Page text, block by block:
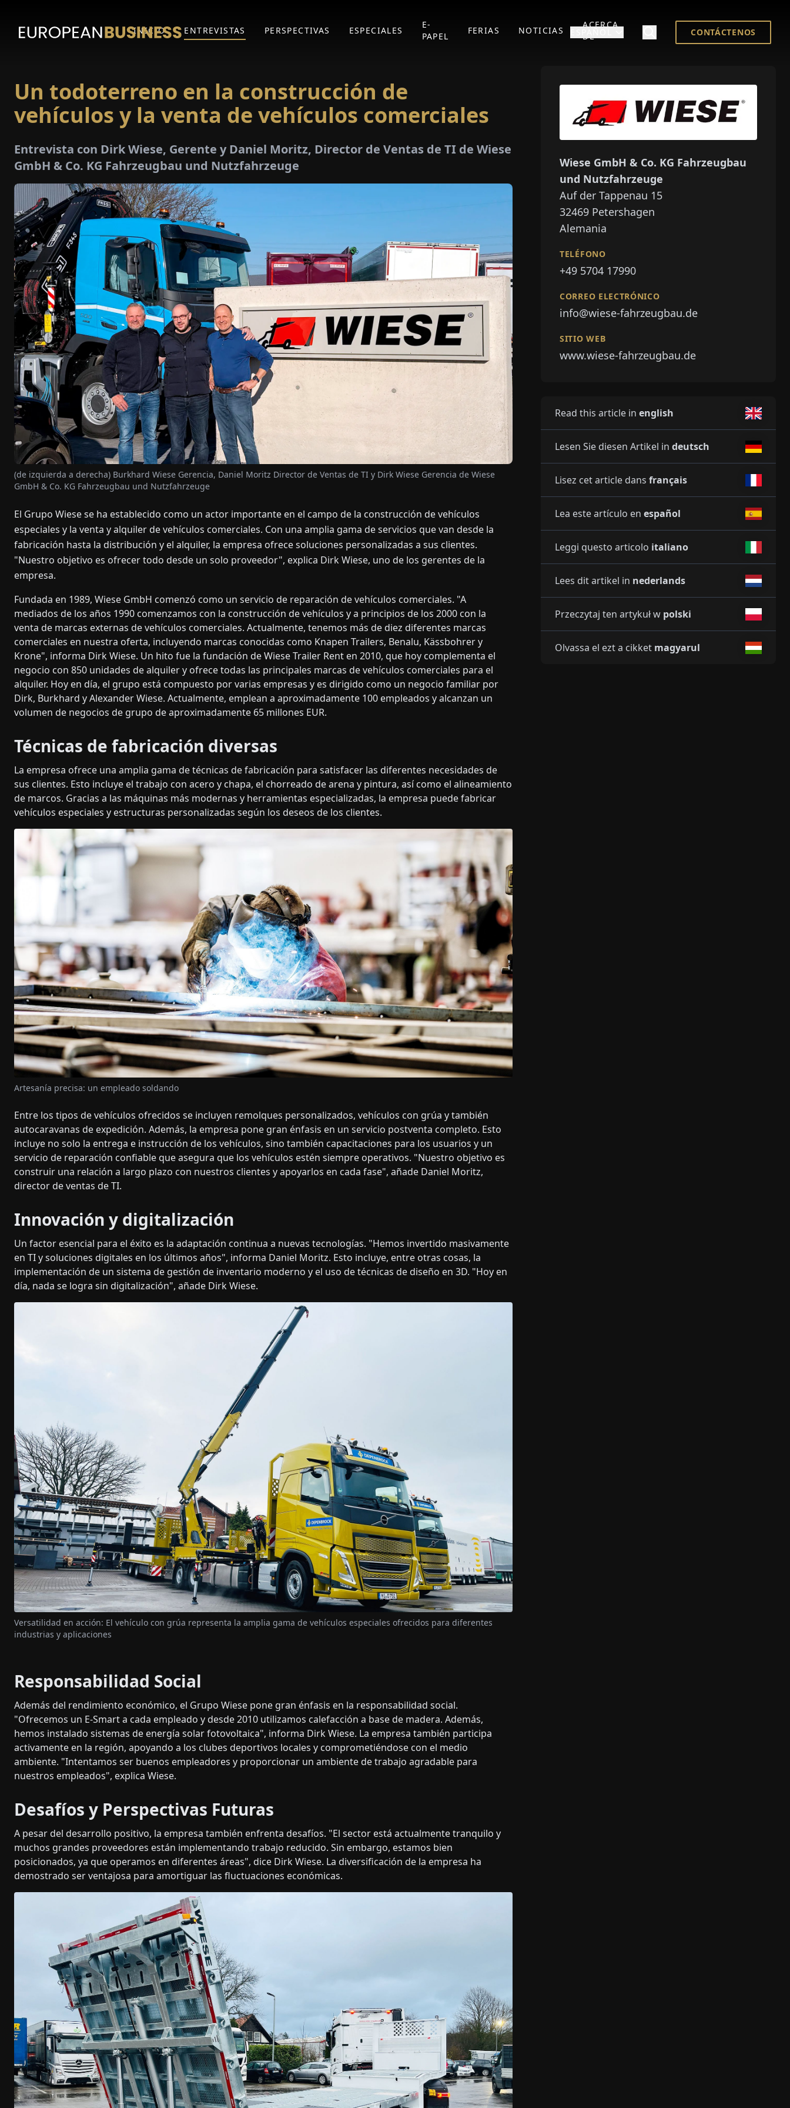
INICIO ENTREVISTAS PERSPECTIVAS ESPECIALES
E-
PAPEL
FERIAS NOTICIAS
ACERCA
DE
CONTÁCTENOS
Un todoterreno en la construcción de
vehículos y la venta de vehículos comerciales
Entrevista con Dirk Wiese, Gerente y Daniel Moritz, Director de Ventas de TI de Wiese
GmbH & Co. KG Fahrzeugbau und Nutzfahrzeuge
(de izquierda a derecha) Burkhard Wiese Gerencia, Daniel Moritz Director de Ventas de TI y Dirk Wiese Gerencia de Wiese
GmbH & Co. KG Fahrzeugbau und Nutzfahrzeuge
El Grupo Wiese se ha establecido como un actor importante en el campo de la construcción de vehículos
especiales y la venta y alquiler de vehículos comerciales. Con una amplia gama de servicios que van desde la
fabricación hasta la distribución y el alquiler, la empresa ofrece soluciones personalizadas a sus clientes.
"Nuestro objetivo es ofrecer todo desde un solo proveedor", explica Dirk Wiese, uno de los gerentes de la
empresa.
Fundada en 1989, Wiese GmbH comenzó como un servicio de reparación de vehículos comerciales. "A
mediados de los años 1990 comenzamos con la construcción de vehículos y a principios de los 2000 con la
venta de marcas externas de vehículos comerciales. Actualmente, tenemos más de diez diferentes marcas
comerciales en nuestra oferta, incluyendo marcas conocidas como Knapen Trailers, Benalu, Kässbohrer y
Krone", informa Dirk Wiese. Un hito fue la fundación de Wiese Trailer Rent en 2010, que hoy complementa el
negocio con 850 unidades de alquiler y ofrece todas las principales marcas de vehículos comerciales para el
alquiler. Hoy en día, el grupo está compuesto por varias empresas y es dirigido como un negocio familiar por
Dirk, Burkhard y Alexander Wiese. Actualmente, emplean a aproximadamente 100 empleados y alcanzan un
volumen de negocios de grupo de aproximadamente 65 millones EUR.
Técnicas de fabricación diversas
La empresa ofrece una amplia gama de técnicas de fabricación para satisfacer las diferentes necesidades de
sus clientes. Esto incluye el trabajo con acero y chapa, el chorreado de arena y pintura, así como el alineamiento
de marcos. Gracias a las máquinas más modernas y herramientas especializadas, la empresa puede fabricar
vehículos especiales y estructuras personalizadas según los deseos de los clientes.
Artesanía precisa: un empleado soldando
Entre los tipos de vehículos ofrecidos se incluyen remolques personalizados, vehículos con grúa y también
autocaravanas de expedición. Además, la empresa pone gran énfasis en un servicio postventa completo. Esto
incluye no solo la entrega e instrucción de los vehículos, sino también capacitaciones para los usuarios y un
servicio de reparación confiable que asegura que los vehículos estén siempre operativos. "Nuestro objetivo es
construir una relación a largo plazo con nuestros clientes y apoyarlos en cada fase", añade Daniel Moritz,
director de ventas de TI.
Innovación y digitalización
Un factor esencial para el éxito es la adaptación continua a nuevas tecnologías. "Hemos invertido masivamente
en TI y soluciones digitales en los últimos años", informa Daniel Moritz. Esto incluye, entre otras cosas, la
implementación de un sistema de gestión de inventario moderno y el uso de técnicas de diseño en 3D. "Hoy en
día, nada se logra sin digitalización", añade Dirk Wiese.
Versatilidad en acción: El vehículo con grúa representa la amplia gama de vehículos especiales ofrecidos para diferentes
industrias y aplicaciones
Responsabilidad Social
Además del rendimiento económico, el Grupo Wiese pone gran énfasis en la responsabilidad social.
"Ofrecemos un E-Smart a cada empleado y desde 2010 utilizamos calefacción a base de madera. Además,
hemos instalado sistemas de energía solar fotovoltaica", informa Dirk Wiese. La empresa también participa
activamente en la región, apoyando a los clubes deportivos locales y comprometiéndose con el medio
ambiente. "Intentamos ser buenos empleadores y proporcionar un ambiente de trabajo agradable para
nuestros empleados", explica Wiese.
Desafíos y Perspectivas Futuras
A pesar del desarrollo positivo, la empresa también enfrenta desafíos. "El sector está actualmente tranquilo y
muchos grandes proveedores están implementando trabajo reducido. Sin embargo, estamos bien
posicionados, ya que operamos en diferentes áreas", dice Dirk Wiese. La diversificación de la empresa ha
demostrado ser ventajosa para amortiguar las fluctuaciones económicas.
Wiese GmbH & Co. KG Fahrzeugbau
und Nutzfahrzeuge
Auf der Tappenau 15
32469 Petershagen
Alemania
TELÉFONO
+49 5704 17990
CORREO ELECTRÓNICO
info@wiese-fahrzeugbau.de
SITIO WEB
www.wiese-fahrzeugbau.de
Read this article in english
Lesen Sie diesen Artikel in deutsch
Lisez cet article dans français
Lea este artículo en español
Leggi questo articolo italiano
Lees dit artikel in nederlands
Przeczytaj ten artykuł w polski
Olvassa el ezt a cikket magyarul